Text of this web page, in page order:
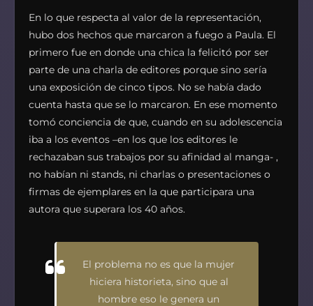
En lo que respecta al valor de la representación,
hubo dos hechos que marcaron a fuego a Paula. El
primero fue en donde una chica la felicitó por ser
parte de una charla de editores porque sino sería
una exposición de cinco tipos. No se había dado
cuenta hasta que se lo marcaron. En ese momento
tomó conciencia de que, cuando en su adolescencia
iba a los eventos –en los que los editores le
rechazaban sus trabajos por su afinidad al manga- ,
no habían ni stands, ni charlas o presentaciones o
firmas de ejemplares en la que participara una
autora que superara los 40 años.
El problema no es que la mujer
hiciera historieta, sino que al
hombre eso le genera un